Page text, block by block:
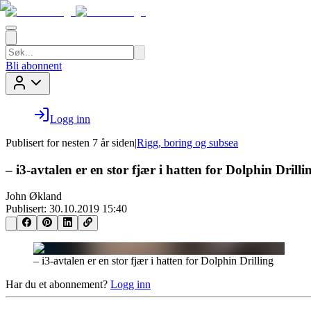
Bli abonnent
Logg inn
Publisert for nesten 7 år siden|Rigg, boring og subsea
– i3-avtalen er en stor fjær i hatten for Dolphin
John Økland
Publisert: 30.10.2019 15:40
– i3-avtalen er en stor fjær i hatten for Dolphin Drilling
Har du et abonnement? Logg inn